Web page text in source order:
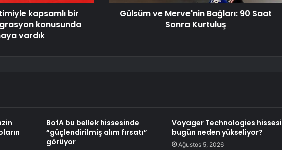
kapsamlı bir
konusunda
vardık
Gülsüm ve Merve'nin Bağları: 90 Saat
Sonra Kurtuluş
BofA bu bellek hissesinde
“güçlendirilmiş alım fırsatı”
görüyor
Voyager Technologies hissesi
bugün neden yükseliyor?
Ağustos 5, 2026